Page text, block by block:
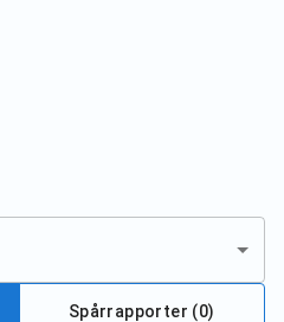
Spårrapporter (0)